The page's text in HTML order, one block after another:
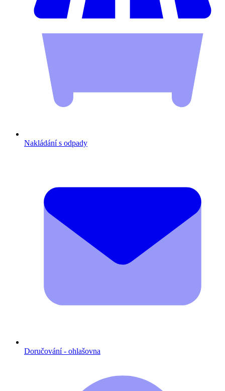
Nakládání s odpady
Doručování - ohlašovna